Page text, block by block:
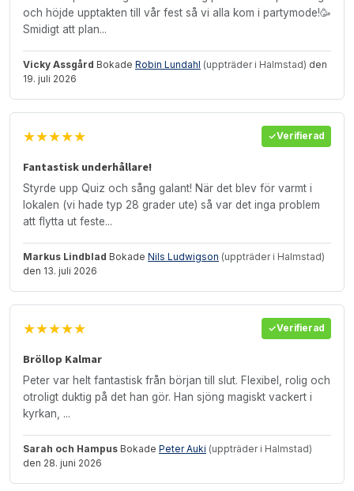
och höjde upptakten till vår fest så vi alla kom i partymode!🥳
Smidigt att plan...
Vicky Assgård Bokade Robin Lundahl (uppträder i Halmstad) den
19. juli 2026
★★★★★ Verifierad
Fantastisk underhållare!
Styrde upp Quiz och sång galant! När det blev för varmt i
lokalen (vi hade typ 28 grader ute) så var det inga problem
att flytta ut feste...
Markus Lindblad Bokade Nils Ludwigson (uppträder i Halmstad)
den 13. juli 2026
★★★★★ Verifierad
Bröllop Kalmar
Peter var helt fantastisk från början till slut. Flexibel, rolig och
otroligt duktig på det han gör. Han sjöng magiskt vackert i
kyrkan, ...
Sarah och Hampus Bokade Peter Auki (uppträder i Halmstad)
den 28. juni 2026